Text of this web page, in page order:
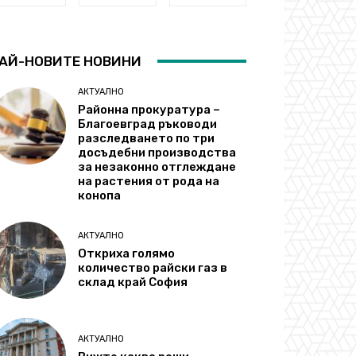
НОВИТЕ НОВИНИ
АКТУАЛНО
Районна прокуратура –
Благоевград ръководи
разследването по три
досъдебни производства
за незаконно отглеждане
на растения от рода на
конопа
АКТУАЛНО
Откриха голямо
количество райски газ в
склад край София
АКТУАЛНО